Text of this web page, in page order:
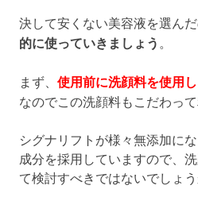
決して安くない美容液を選ん
的に使っていきましょう
まず、 使用前に洗顔料を使用
なのでこの洗顔料もこだわっ
シグナリフトが様々無添加に
成分を採用していますので、
て検討すべきではないでしょう